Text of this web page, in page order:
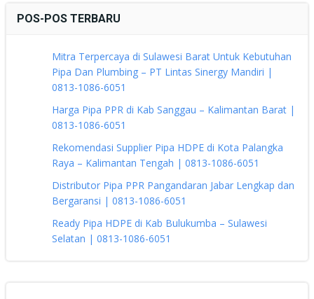
POS-POS TERBARU
Mitra Terpercaya di Sulawesi Barat Untuk Kebutuhan
Pipa Dan Plumbing – PT Lintas Sinergy Mandiri |
0813-1086-6051
Harga Pipa PPR di Kab Sanggau – Kalimantan Barat |
0813-1086-6051
Rekomendasi Supplier Pipa HDPE di Kota Palangka
Raya – Kalimantan Tengah | 0813-1086-6051
Distributor Pipa PPR Pangandaran Jabar Lengkap dan
Bergaransi | 0813-1086-6051
Ready Pipa HDPE di Kab Bulukumba – Sulawesi
Selatan | 0813-1086-6051